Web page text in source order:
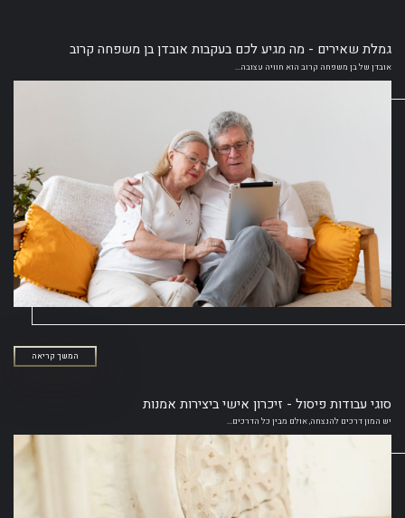
גמלת שאירים - מה מגיע לכם בעקבות אובדן בן משפחה קרוב
אובדן של בן משפחה קרוב הוא חוויה עצובה...
המשך קריאה
סוגי עבודות פיסול - זיכרון אישי ביצירות אמנות
יש המון דרכים להנצחה, אולם מבין כל הדרכים...